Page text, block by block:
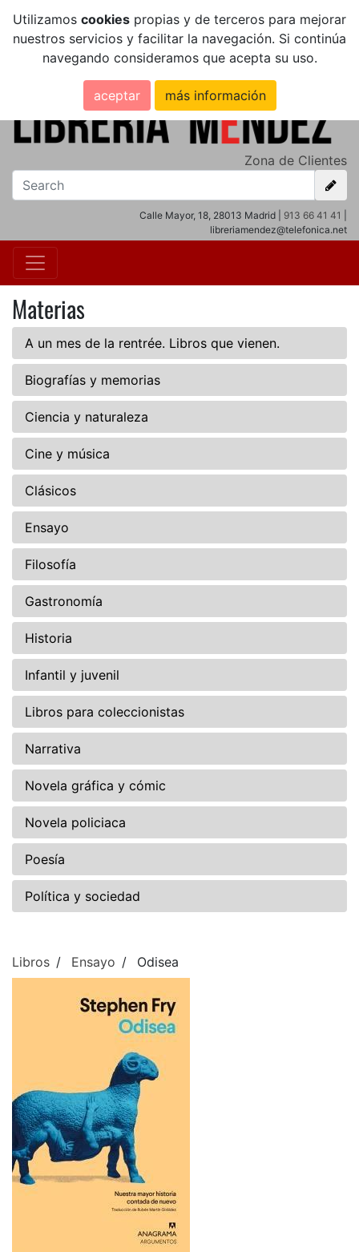
Utilizamos cookies propias y de terceros para mejorar
nuestros servicios y facilitar la navegación. Si continúa
navegando consideramos que acepta su uso.
aceptar más información
Zona de Clientes
Calle Mayor, 18, 28013 Madrid | 913 66 41 41
libreriamendez@telefonica.net
Materias
A un mes de la rentrée. Libros que vienen.
Biografías y memorias
Ciencia y naturaleza
Cine y música
Clásicos
Ensayo
Filosofía
Gastronomía
Historia
Infantil y juvenil
Libros para coleccionistas
Narrativa
Novela gráfica y cómic
Novela policiaca
Poesía
Política y sociedad
Libros Ensayo Odisea